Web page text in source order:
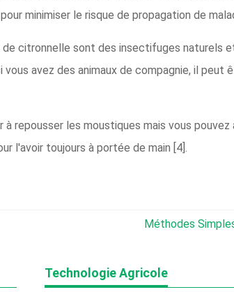
minimiser le risque de propagation de
citronnelle sont des insectifuges naturels
avez des animaux de compagnie, il peut
repousser les moustiques mais vous
l'avoir toujours à portée de main [4].
Méthodes
Technologie Agricole